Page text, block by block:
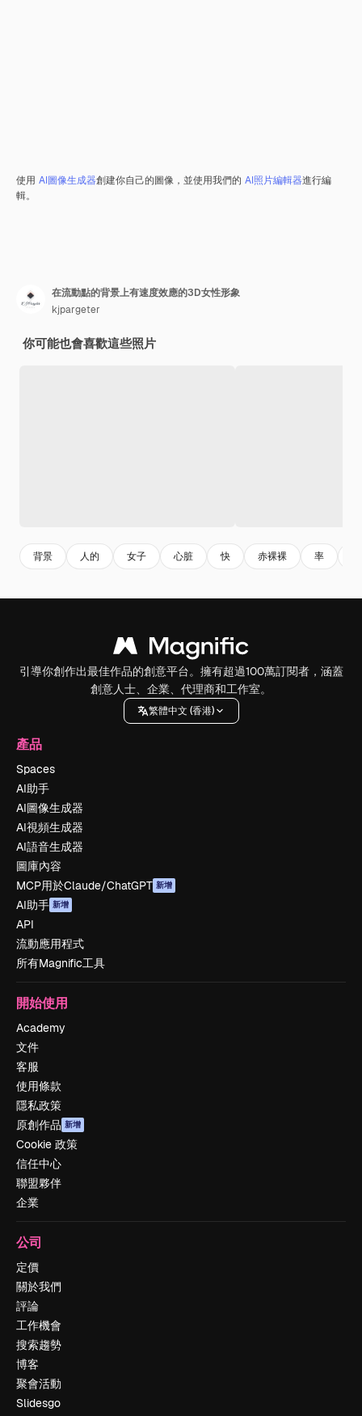
使用 AI圖像生成器創建你自己的圖像，並使用我們的 AI照片編輯器進行編
輯。
在流動點的背景上有速度效應的3D女性形象
kjpargeter
你可能也會喜歡這些照片
背景 人的 女子 心脏 快 赤裸裸 率
引導你創作出最佳作品的創意平台。擁有超過100萬訂閱者，涵蓋
創意人士、企業、代理商和工作室。
繁體中文 (香港)
產品
Spaces
AI助手
AI圖像生成器
AI視頻生成器
AI語音生成器
圖庫內容
MCP用於Claude/ChatGPT 新增
AI助手 新增
API
流動應用程式
所有Magnific工具
開始使用
Academy
文件
客服
使用條款
隱私政策
原創作品 新增
Cookie 政策
信任中心
聯盟夥伴
企業
公司
定價
關於我們
評論
工作機會
搜索趨勢
博客
聚會活動
Slidesgo